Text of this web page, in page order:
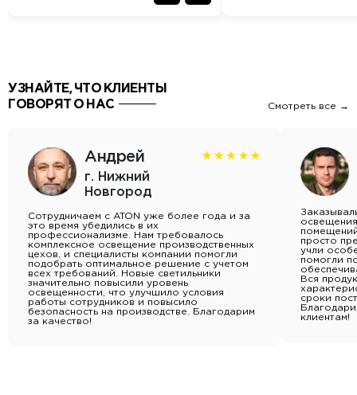
УЗНАЙТЕ, ЧТО КЛИЕНТЫ
ГОВОРЯТ О НАС
Смотреть все →
Андрей
г. Нижний
Новгород
Сотрудничаем с ATON уже более года и за
это время убедились в их
профессионализме. Нам требовалось
комплексное освещение производственных
цехов, и специалисты компании помогли
подобрать оптимальное решение с учетом
всех требований. Новые светильники
значительно повысили уровень
освещенности, что улучшило условия
работы сотрудников и повысило
безопасность на производстве. Благодарим
за качество!
просто
учли
помогли
Вся
сроки
клиентам!